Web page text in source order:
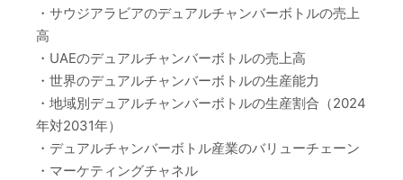
・サウジアラビアのデュアルチャンバーボトルの売上
高
・UAEのデュアルチャンバーボトルの売上高
・世界のデュアルチャンバーボトルの生産能力
・地域別デュアルチャンバーボトルの生産割合（2024
年対2031年）
・デュアルチャンバーボトル産業のバリューチェーン
・マーケティングチャネル